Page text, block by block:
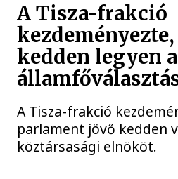
A Tisza-frakció
kedden legyen
A Tisza-frakció
parlament jövő kedden
köztársasági elnököt.